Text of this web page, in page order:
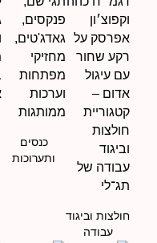
חולצות וביגוד
עבודה
כנסים
ותערוכות